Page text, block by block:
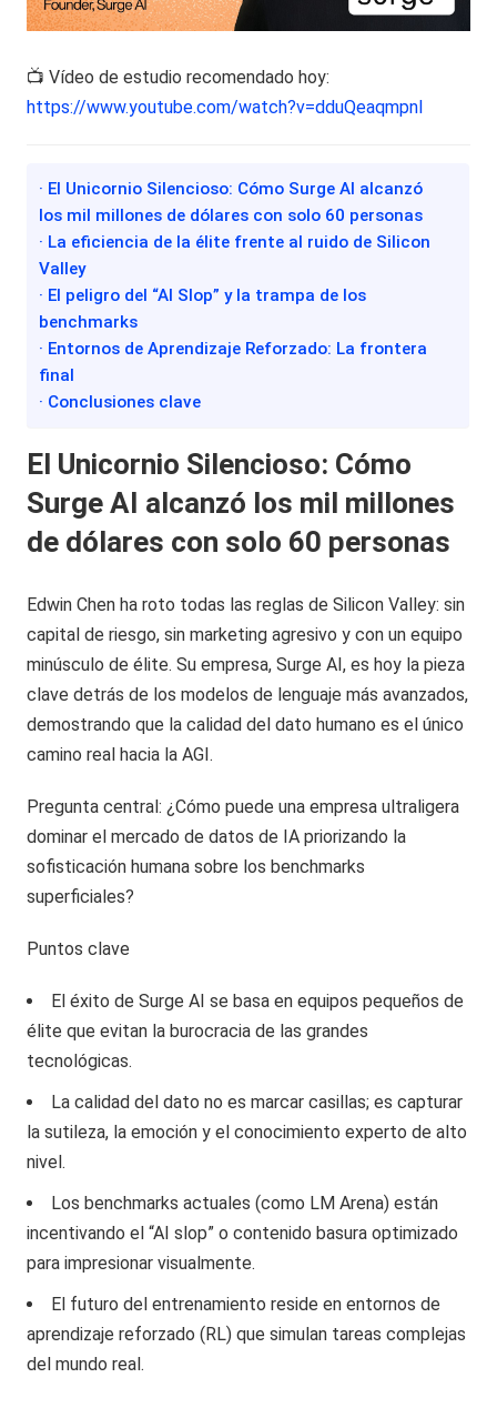
📺 Vídeo de estudio recomendado hoy:
https://www.youtube.com/watch?v=dduQeaqmpnI
· El Unicornio Silencioso: Cómo Surge AI alcanzó
los mil millones de dólares con solo 60 personas
· La eficiencia de la élite frente al ruido de Silicon
Valley
· El peligro del “AI Slop” y la trampa de los
benchmarks
· Entornos de Aprendizaje Reforzado: La frontera
final
· Conclusiones clave
El Unicornio Silencioso: Cómo
Surge AI alcanzó los mil millones
de dólares con solo 60 personas
Edwin Chen ha roto todas las reglas de Silicon Valley: sin
capital de riesgo, sin marketing agresivo y con un equipo
minúsculo de élite. Su empresa, Surge AI, es hoy la pieza
clave detrás de los modelos de lenguaje más avanzados,
demostrando que la calidad del dato humano es el único
camino real hacia la AGI.
Pregunta central: ¿Cómo puede una empresa ultraligera
dominar el mercado de datos de IA priorizando la
sofisticación humana sobre los benchmarks
superficiales?
Puntos clave
El éxito de Surge AI se basa en equipos pequeños de
élite que evitan la burocracia de las grandes
tecnológicas.
La calidad del dato no es marcar casillas; es capturar
la sutileza, la emoción y el conocimiento experto de alto
nivel.
Los benchmarks actuales (como LM Arena) están
incentivando el “AI slop” o contenido basura optimizado
para impresionar visualmente.
El futuro del entrenamiento reside en entornos de
aprendizaje reforzado (RL) que simulan tareas complejas
del mundo real.